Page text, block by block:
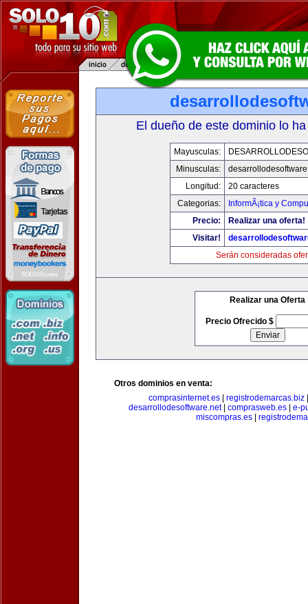
El dueño de este dominio lo
Mayusculas:
Minusculas:
Longitud:
20 caracteres
Categorias:
InformÃ¡tica y
Precio:
Realizar una oferta!
Visitar!
Serán consideradas
Realizar una Oferta
Precio Ofrecido $
Otros dominios en venta:
comprasinternet.es
registrodemarcas.biz
desarrollodesoftware.net| comprasweb.es| e-
miscompras.es